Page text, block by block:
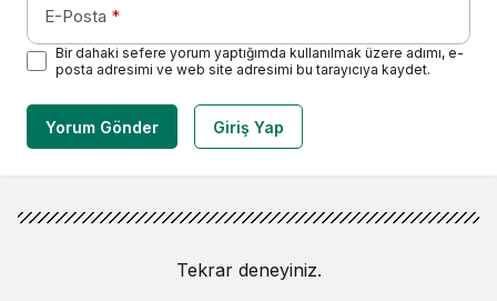
E-Posta *
Bir dahaki sefere yorum yaptığımda kullanılmak üzere adımı, e-
posta adresimi ve web site adresimi bu tarayıcıya kaydet.
Yorum Gönder Giriş Yap
Tekrar deneyiniz.